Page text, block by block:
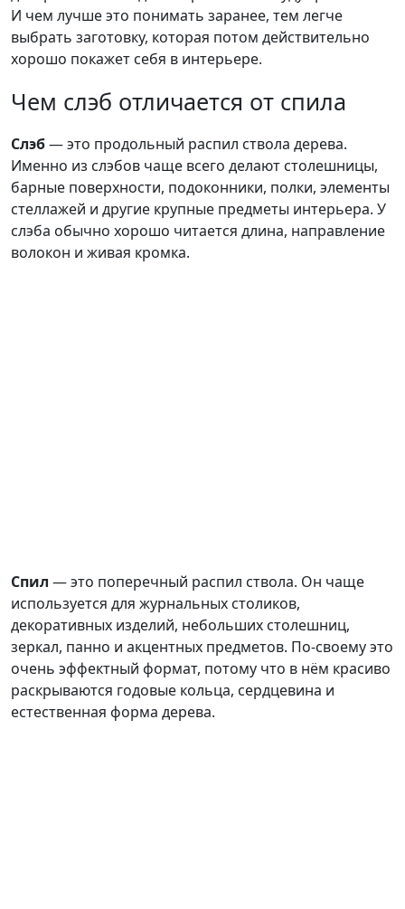
И чем лучше это понимать заранее, тем легче
выбрать заготовку, которая потом действительно
хорошо покажет себя в интерьере.
Чем слэб отличается от спила
Слэб— это продольный распил ствола дерева.
Именно из слэбов чаще всего делают столешницы,
барные поверхности, подоконники, полки, элементы
стеллажей и другие крупные предметы интерьера. У
слэба обычно хорошо читается длина, направление
волокон и живая кромка.
Спил — это поперечный распил ствола. Он чаще
используется для журнальных столиков,
декоративных изделий, небольших столешниц,
зеркал, панно и акцентных предметов. По-своему это
очень эффектный формат, потому что в нём красиво
раскрываются годовые кольца, сердцевина и
естественная форма дерева.